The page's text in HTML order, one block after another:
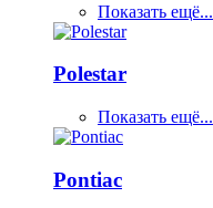
Показать ещё...
Polestar
Показать ещё...
Pontiac